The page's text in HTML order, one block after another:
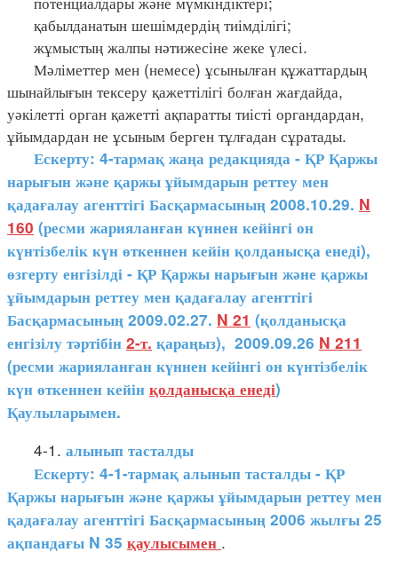
қабылданатын шешімдердің тиімділігі;
жұмыстың жалпы нәтижесіне жеке үлесі.
Мәліметтер мен (немесе) ұсынылған құжаттардың
шынайлығын тексеру қажеттілігі болған жағдайда,
уәкілетті орган қажетті ақпаратты тиісті органдардан,
ұйымдардан не ұсыным берген тұлғадан сұратады.
Ескерту: 4-тармақ жаңа редакцияда - ҚР Қаржы
нарығын және қаржы ұйымдарын реттеу мен
қадағалау агенттігі Басқармасының 2008.10.29. N
160 (ресми жарияланған күннен кейінгі он
күнтізбелік күн өткеннен кейін қолданысқа енеді),
өзгерту енгізілді - ҚР Қаржы нарығын және қаржы
ұйымдарын реттеу мен қадағалау агенттігі
Басқармасының 2009.02.27. N 21 (қолданысқа
енгізілу тәртібін 2-т. қараңыз), 2009.09.26 N 211
(ресми жарияланған күннен кейінгі он күнтізбелік
күн өткеннен кейін қолданысқа енеді)
Қаулыларымен.
4-1. алынып тасталды
Ескерту: 4-1-тармақ алынып тасталды - ҚР
Қаржы нарығын және қаржы ұйымдарын реттеу мен
қадағалау агенттігі Басқармасының 2006 жылғы 25
ақпандағы N 35 қаулысымен .